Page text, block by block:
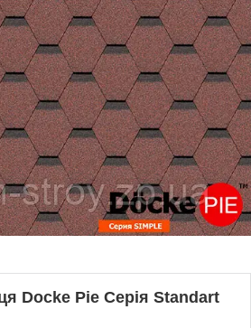
Docke Pie Серія Standart